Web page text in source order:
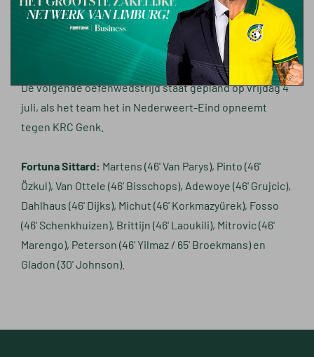
Mitchell Dijks. Zo voorspoedig als de eerste helft liep,
liep het in het tweede bedrijf niet meer. Eren Özkul
maakte het enige doelpunt na rust: 0-9.
De volgende oefenwedstrijd staat gepland op vrijdag 4
juli, als het team het in Nederweert-Eind opneemt
tegen KRC Genk.
Fortuna Sittard: Martens (46' Van Parys), Pinto (46'
Özkul), Van Ottele (46' Bisschops), Adewoye (46' Grujcic),
Dahlhaus (46' Dijks), Michut (46' Korkmazyürek), Fosso
(46' Schenkhuizen), Brittijn (46' Laoukili), Mitrovic (46'
Marengo), Peterson (46' Yilmaz / 65' Broekmans) en
Gladon (30' Johnson).